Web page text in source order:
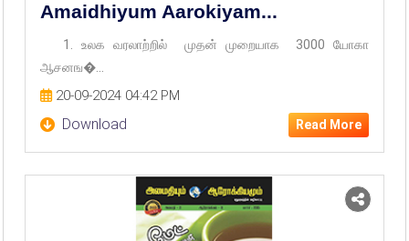
Amaidhiyum Aarokiyam...
1. உலக வரலாற்றில் முதன் முறையாக 3000 யோகா
ஆசனங�...
20-09-2024 04:42 PM
Download Read More